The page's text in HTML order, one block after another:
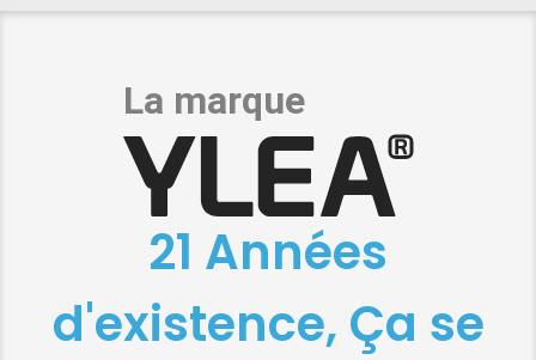
21 Années
d'existence, Ça se